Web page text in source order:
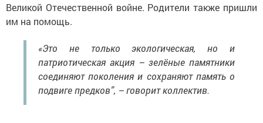
Великой Отечественной войне. Родители также пришли
им на помощь.
«Это не только экологическая, но и
патриотическая акция – зелёные памятники
соединяют поколения и сохраняют память о
подвиге предков”, – говорит коллектив.